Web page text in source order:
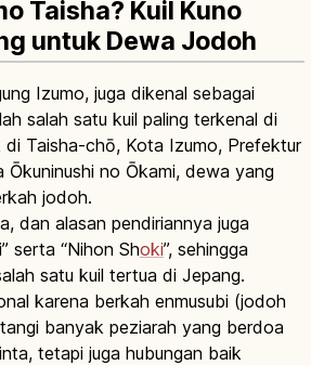
Taisha? Kuil Kuno
untuk Dewa Jodoh
Izumo, juga dikenal sebagai
salah satu kuil paling terkenal di
Taisha-chō, Kota Izumo, Prefektur
Ōkuninushi no Ōkami, dewa yang
jodoh.
dan alasan pendiriannya juga
serta “Nihon Shoki”, sehingga
satu kuil tertua di Jepang.
karena berkah enmusubi (jodoh
banyak peziarah yang berdoa
tetapi juga hubungan baik